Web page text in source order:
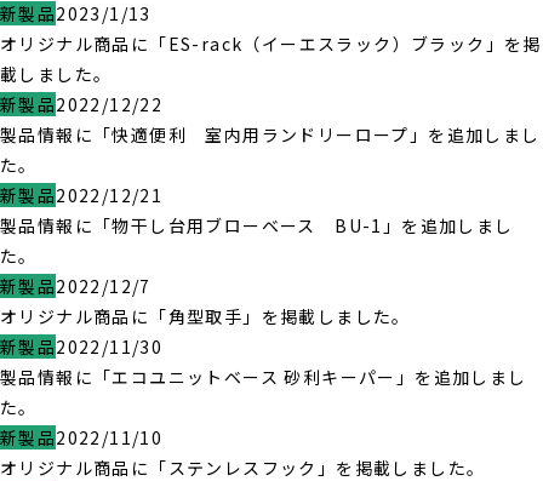
新製品2023/1/13
オリジナル商品に「ES-rack（イーエスラック）ブラック」を掲
載しました。
新製品2022/12/22
製品情報に「快適便利 室内用ランドリーロープ」を追加しまし
た。
新製品2022/12/21
製品情報に「物干し台用ブローベース BU-1」を追加しまし
た。
新製品2022/12/7
オリジナル商品に「角型取手」を掲載しました。
新製品2022/11/30
製品情報に「エコユニットベース 砂利キーパー」を追加しまし
た。
新製品2022/11/10
オリジナル商品に「ステンレスフック」を掲載しました。